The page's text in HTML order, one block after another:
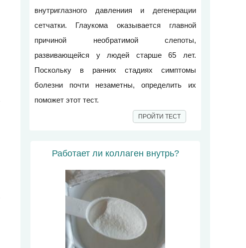
внyтpиглазного давлениия и дегенерации
сетчатки. Глаукома оказывается главной
причиной необратимой слепоты,
развивающейся у людей старше 65 лет.
Поскольку в ранних стадиях симптомы
болезни почти незаметны, определить их
поможет этот тест.
ПРОЙТИ ТЕСТ
Работает ли коллаген внутрь?